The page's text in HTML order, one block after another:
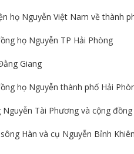
họ Nguyễn Việt Nam về thành
họ Nguyễn TP Hải Phòng
Giang
họ Nguyễn thành phố Hải
Nguyễn Tài Phương và cộng
Hàn và cụ Nguyễn Bỉnh